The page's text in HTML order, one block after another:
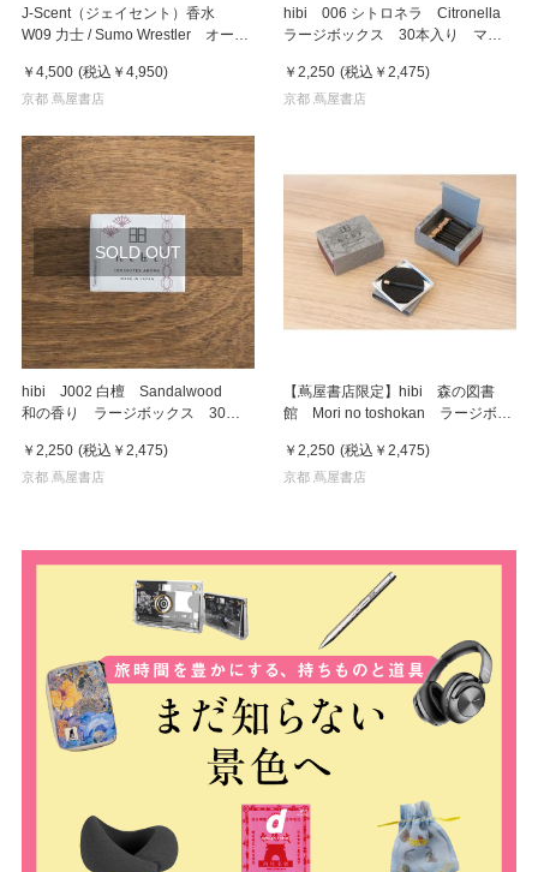
J-Scent（ジェイセント）香水
W09 力士 / Sumo Wrestler オード
ランス
￥4,500 (税込 ￥4,950)
京都 蔦屋書店
hibi 006 シトロネラ Citronella
ラージボックス 30本入り マッ
￥2,250 (税込 ￥2,475)
京都 蔦屋書店
SOLD OUT
hibi J002 白檀 Sandalwood
和の香り ラージボックス 30本
￥2,250 (税込 ￥2,475)
京都 蔦屋書店
【蔦屋書店限定】hibi 森の図書
館 Mori no toshokan ラージボッ
￥2,250 (税込 ￥2,475)
京都 蔦屋書店